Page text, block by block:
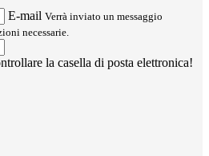
E-mail Verrà inviato un messaggio
necessarie.
la casella di posta elettronica!